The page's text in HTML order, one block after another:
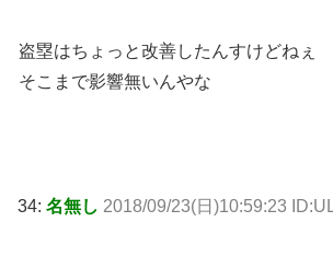
盗塁はちょっと改善したんすけどねぇ
そこまで影響無いんやな
34: 名無し 2018/09/23(日)10:59:23